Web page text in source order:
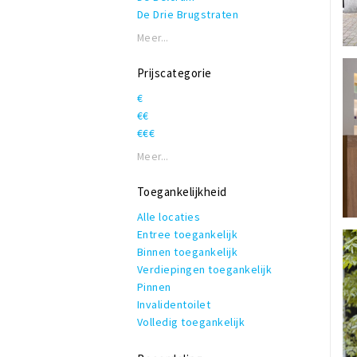
De Drie Brugstraten
De Haagdijken
Grote Markt
Kernwinkelgebied;
Ginnekenstraat, Eindstraat,
Karrestraat & Torenstraat
Nieuwstraat Breda
Oranje Zuid
Oranje Zuid: Passage Zuidpoort
Ginnekenstraat
Oranje Zuid: Wilhelminastraat
Prinsenbeek
Reigerstraat & Catharinastraat
Stada
Ulvenhout
Winkelcentrum Etten-Leur
Meer...
Prijscategorie
€
€€
€€€
Meer...
Toegankelijkheid
Alle locaties
Entree toegankelijk
Binnen toegankelijk
Verdiepingen toegankelijk
Pinnen
Invalidentoilet
Volledig toegankelijk